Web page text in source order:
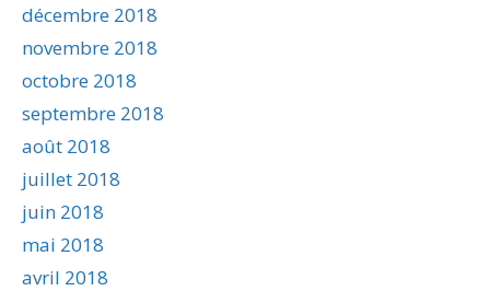
décembre 2018
novembre 2018
octobre 2018
septembre 2018
août 2018
juillet 2018
juin 2018
mai 2018
avril 2018